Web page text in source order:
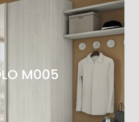
M005